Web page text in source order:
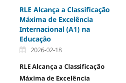
RLE Alcança a Classificação
Máxima de Excelência
Internacional (A1) na
Educação
2026-02-18
RLE Alcança a Classificação
Máxima de Excelência